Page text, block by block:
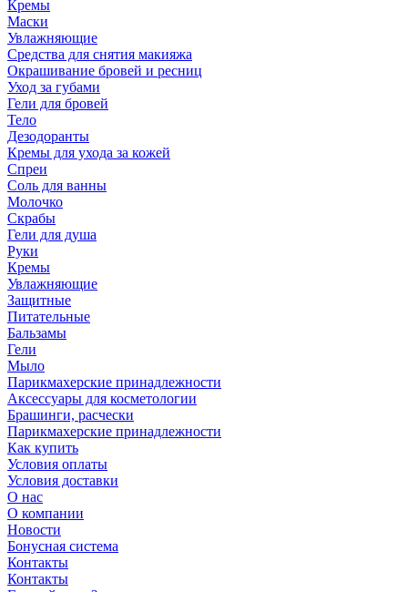
Кремы
Маски
Увлажняющие
Средства для снятия макияжа
Окрашивание бровей и ресниц
Уход за губами
Гели для бровей
Тело
Дезодоранты
Кремы для ухода за кожей
Спреи
Соль для ванны
Молочко
Скрабы
Гели для душа
Руки
Кремы
Увлажняющие
Защитные
Питательные
Бальзамы
Гели
Мыло
Парикмахерские принадлежности
Аксессуары для косметологии
Брашинги, расчески
Парикмахерские принадлежности
Как купить
Условия оплаты
Условия доставки
О нас
О компании
Новости
Бонусная система
Контакты
Контакты